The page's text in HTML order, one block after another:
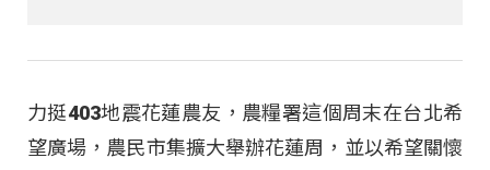
力挺403地震花蓮農友，農糧署這個周末在台北希
望廣場，農民市集擴大舉辦花蓮周，並以希望關懷